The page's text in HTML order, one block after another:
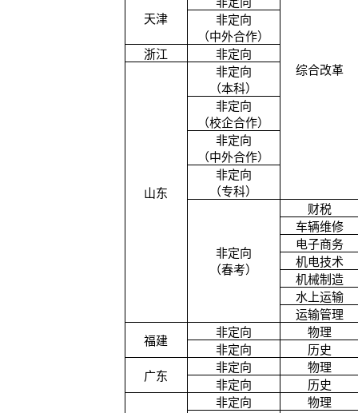
综合改革
天津
非定向
（中外合作）
浙江
非定向
山东
非定向
（本科）
非定向
（校企合作）
非定向
（中外合作）
非定向
（专科）
非定向
（春考）
财税
车辆维修
电子商务
机电技术
机械制造
水上运输
运输管理
福建
非定向
物理
非定向
历史
广东
非定向
物理
非定向
历史
非定向
物理